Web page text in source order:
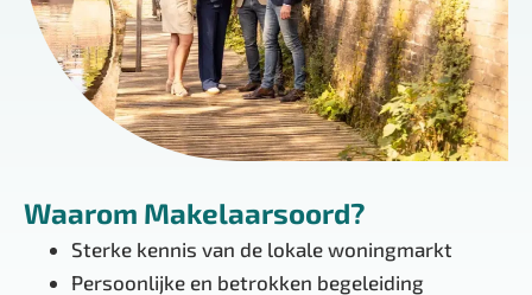
Waarom Makelaarsoord?
Sterke kennis van de lokale woningmarkt
Persoonlijke en betrokken begeleiding